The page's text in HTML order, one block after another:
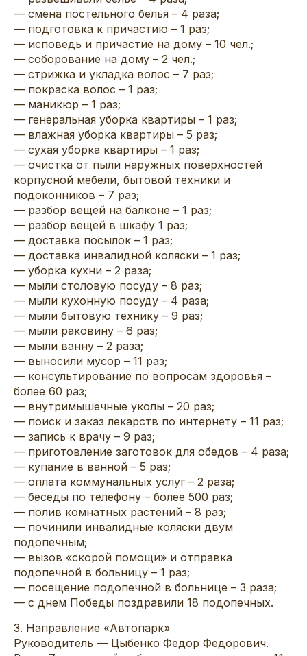
— смена постельного белья – 4 раза;
— подготовка к причастию – 1 раз;
— исповедь и причастие на дому – 10 чел.;
— соборование на дому – 2 чел.;
— стрижка и укладка волос – 7 раз;
— покраска волос – 1 раз;
— маникюр – 1 раз;
— генеральная уборка квартиры – 1 раз;
— влажная уборка квартиры – 5 раз;
— сухая уборка квартиры – 1 раз;
— очистка от пыли наружных поверхностей
корпусной мебели, бытовой техники и
подоконников – 7 раз;
— разбор вещей на балконе – 1 раз;
— разбор вещей в шкафу 1 раз;
— доставка посылок – 1 раз;
— доставка инвалидной коляски – 1 раз;
— уборка кухни – 2 раза;
— мыли столовую посуду – 8 раз;
— мыли кухонную посуду – 4 раза;
— мыли бытовую технику – 9 раз;
— мыли раковину – 6 раз;
— мыли ванну – 2 раза;
— выносили мусор – 11 раз;
— консультирование по вопросам здоровья –
более 60 раз;
— внутримышечные уколы – 20 раз;
— поиск и заказ лекарств по интернету – 11 раз;
— запись к врачу – 9 раз;
— приготовление заготовок для обедов – 4 раза;
— купание в ванной – 5 раз;
— оплата коммунальных услуг – 2 раза;
— беседы по телефону – более 500 раз;
— полив комнатных растений – 8 раз;
— починили инвалидные коляски двум
подопечным;
— вызов «скорой помощи» и отправка
подопечной в больницу – 1 раз;
— посещение подопечной в больнице – 3 раза;
— с днем Победы поздравили 18 подопечных.
3. Направление «Автопарк»
Руководитель — Цыбенко Федор Федорович.